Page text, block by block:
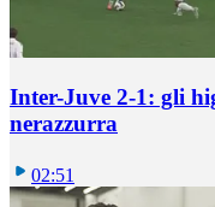
Inter-Juve 2-1: gli
nerazzurra
02:51